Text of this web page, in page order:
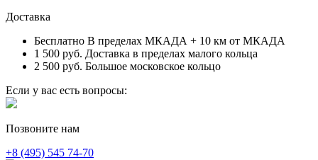
Доставка
Бесплатно В пределах МКАДА + 10 км от МКАДА
1 500 руб. Доставка в пределах малого кольца
2 500 руб. Большое московское кольцо
Если у вас есть вопросы:
Позвоните нам
+8 (495) 545 74-70